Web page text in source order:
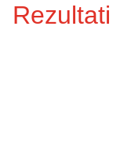
Rezultati